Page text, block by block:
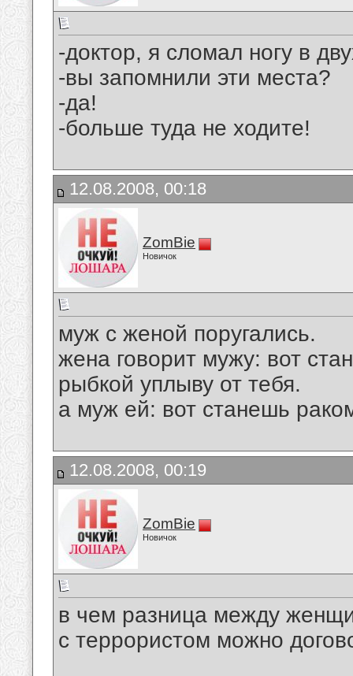
-доктор, я сломал ногу в
-вы запомнили эти места?
-да!
-больше туда не ходите!
12.08.2008, 00:18
ZomBie
Новичок
муж с женой поругались.
жена говорит мужу: вот
рыбкой уплыву от тебя.
а муж ей: вот станешь
12.08.2008, 00:19
ZomBie
Новичок
в чем разница между
с террористом можно